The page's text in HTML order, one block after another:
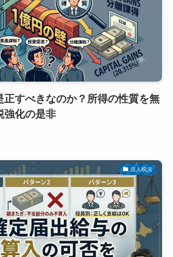
正すべきなのか？所得の性質を無
強化の是非
法人税法